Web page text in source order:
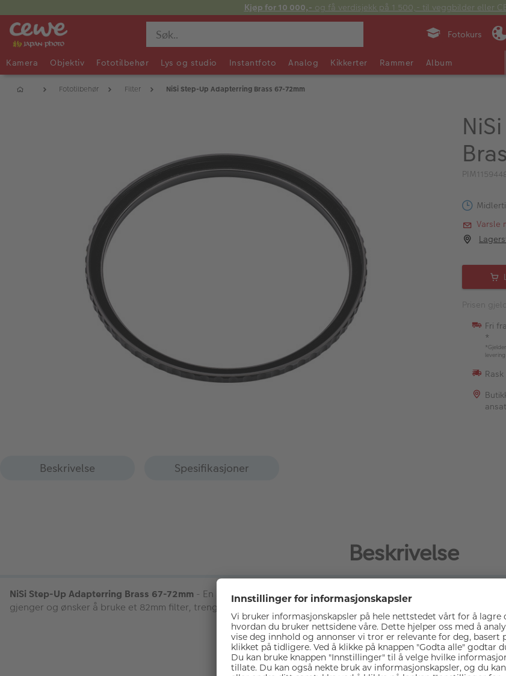
Kjøp for 10 000,- og få verdisjekk på 1 500,- til veggbilder eller
Fotokurs
Kamera Objektiv Fototilbehør Lys og studio Instantfoto Analog Kikkerter Rammer Album
Fototilbehør Filter NiSi Step-Up Adapterring Brass 67-72mm
Varsle
Prisen
Fri
*
Beskrivelse Spesifikasjoner
Beskrivelse
NiSi Step-Up Adapterring Brass 67-72mm - En step-up ring lar deg montere et filter som har gjenger som er
gjenger og ønsker å bruke et 82mm filter, trenger du en NiSi Step-Up Adapterring Brass 77-82mm.